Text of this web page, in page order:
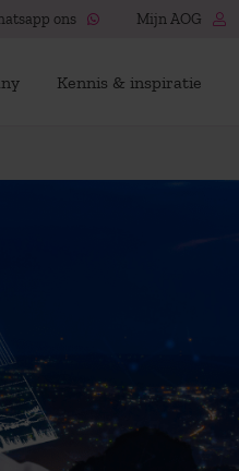
ons Mijn AOG
Kennis & inspiratie